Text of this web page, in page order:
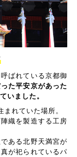
ばれている京都御
た平安京があった
いました。
れていた場所。
織を製造する工房
ある北野天満宮が
が祀られているパ